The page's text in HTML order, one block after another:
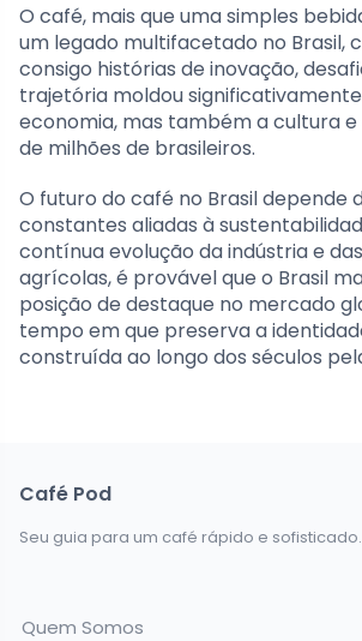
O café, mais que uma simples
um legado multifacetado no Brasil,
consigo histórias de inovação,
trajetória moldou
economia, mas também a cultura
de milhões de brasileiros.
O futuro do café no Brasil depende
constantes aliadas à
contínua evolução da indústria e
agrícolas, é provável que o Brasil
posição de destaque no mercado
tempo em que preserva a
construída ao longo dos séculos
Café Pod
Seu guia para um café rápido e sofisticado.
Quem Somos